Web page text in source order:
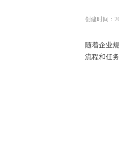
随着企业
流程和任
创建时间：